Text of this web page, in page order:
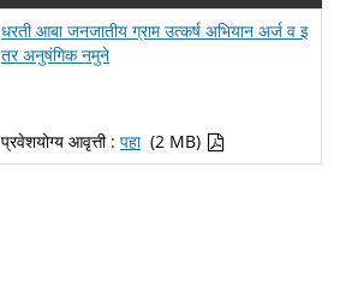
धरती आबा जनजातीय ग्राम उत्कर्ष अभियान अर्ज व इ
तर अनुषंगिक नमुने
प्रवेशयोग्य आवृत्ती : पहा (2 MB)